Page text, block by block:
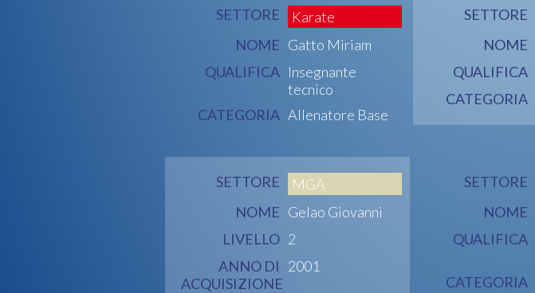
SETTORE
Karate
NOME Gatto Miriam
QUALIFICA Insegnante
tecnico
CATEGORIA Allenatore Base
SETTORE
NOME
QUALIFICA
CATEGORIA
SETTORE
MGA
NOME Gelao Giovanni
LIVELLO 2
ANNO DI
ACQUISIZIONE
2001
SETTORE
NOME
QUALIFICA
CATEGORIA